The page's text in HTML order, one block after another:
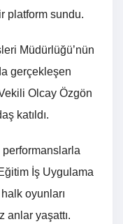
platform sundu.
Müdürlüğü’nün
gerçekleşen
Olcay Özgön
katıldı.
performanslarla
İş Uygulama
oyunları
anlar yaşattı.